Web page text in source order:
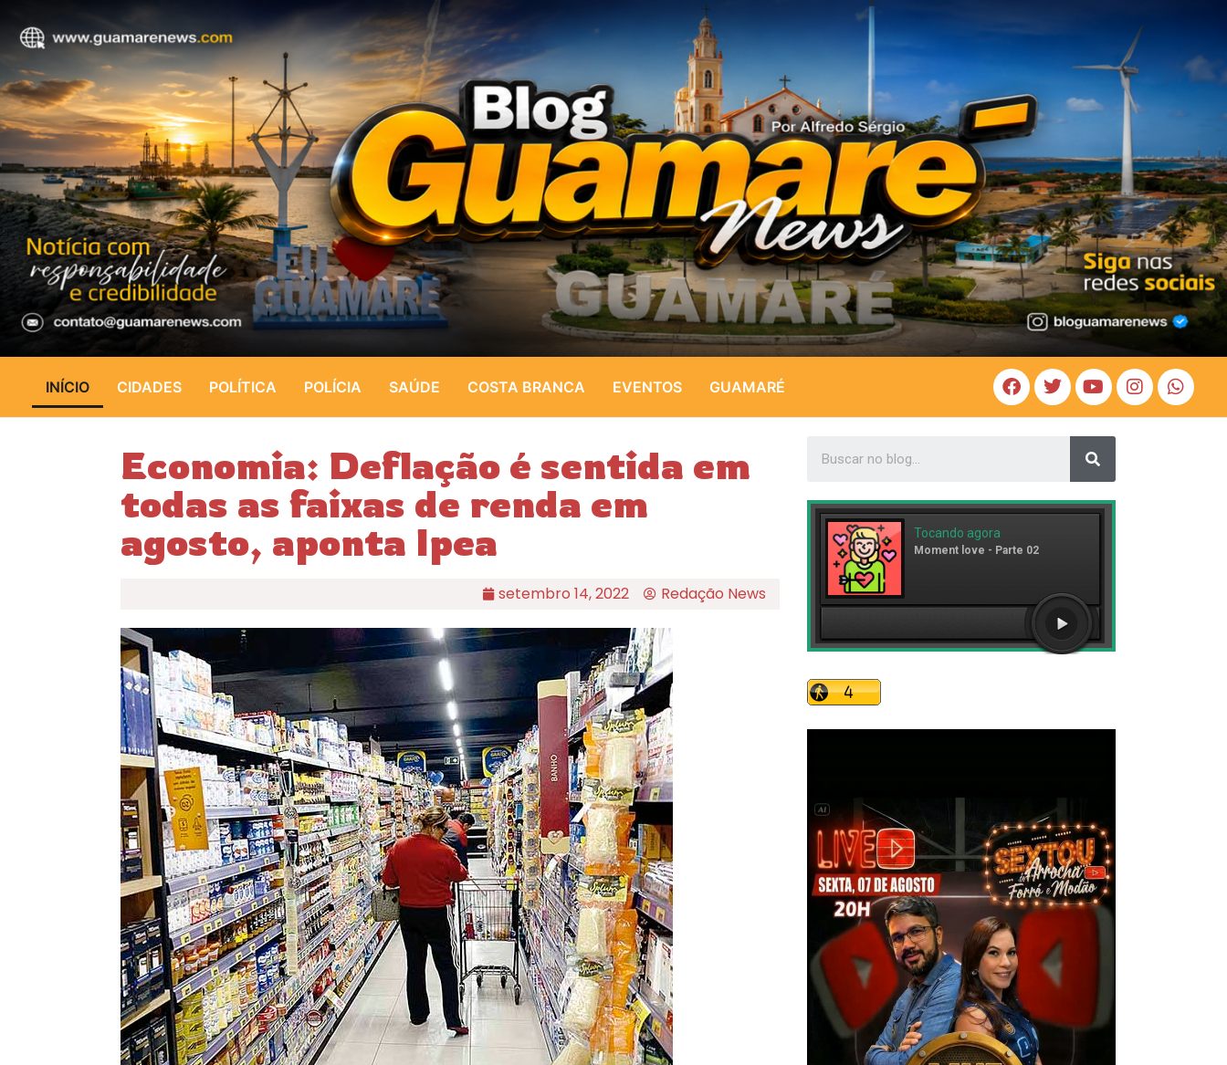
INÍCIO CIDADES POLÍTICA POLÍCIA SAÚDE COSTA BRANCA EVENTOS GUAMARÉ
Economia: Deflação é sentida em
todas as faixas de renda em
agosto, aponta Ipea
setembro 14, 2022 Redação News